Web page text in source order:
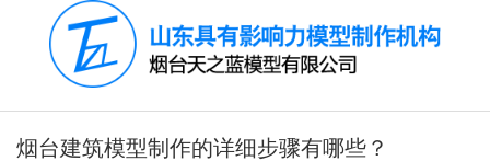
烟台建筑模型制作的详细步骤有哪些？